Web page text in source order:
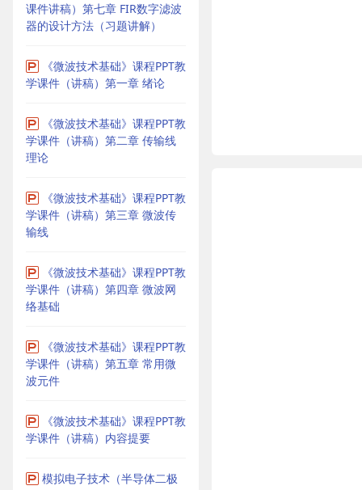
课件讲稿）第七章 FIR数字滤波
器的设计方法（习题讲解）
《微波技术基础》课程PPT教
学课件（讲稿）第一章 绪论
《微波技术基础》课程PPT教
学课件（讲稿）第二章 传输线
理论
《微波技术基础》课程PPT教
学课件（讲稿）第三章 微波传
输线
《微波技术基础》课程PPT教
学课件（讲稿）第四章 微波网
络基础
《微波技术基础》课程PPT教
学课件（讲稿）第五章 常用微
波元件
《微波技术基础》课程PPT教
学课件（讲稿）内容提要
模拟电子技术（半导体二极